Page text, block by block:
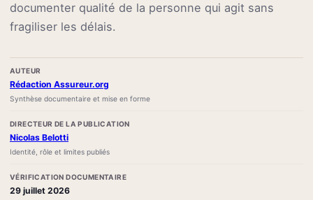
documenter qualité de la personne qui agit sans
fragiliser les délais.
AUTEUR
Rédaction Assureur.org
Synthèse documentaire et mise en forme
DIRECTEUR DE LA PUBLICATION
Nicolas Belotti
Identité, rôle et limites publiés
VÉRIFICATION DOCUMENTAIRE
29 juillet 2026